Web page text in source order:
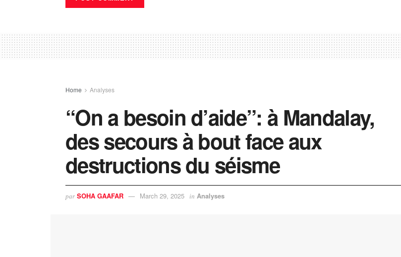
Home Analyses
“On a besoin d’aide”: à Mandalay,
des secours à bout face aux
destructions du séisme
par SOHA GAAFAR March 29, 2025 in Analyses